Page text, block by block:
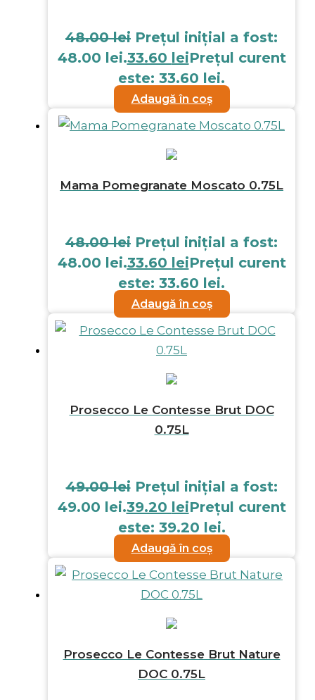
48.00lei Prețul inițial a fost:
48.00 lei.33.60 leiPrețul curent
este: 33.60 lei.
Adaugă în coș
Mama Pomegranate Moscato 0.75L
48.00lei Prețul inițial a fost:
48.00 lei.33.60 leiPrețul curent
este: 33.60 lei.
Adaugă în coș
Prosecco Le Contesse Brut DOC
0.75L
49.00lei Prețul inițial a fost:
49.00 lei.39.20 leiPrețul curent
este: 39.20 lei.
Adaugă în coș
Prosecco Le Contesse Brut Nature
DOC 0.75L